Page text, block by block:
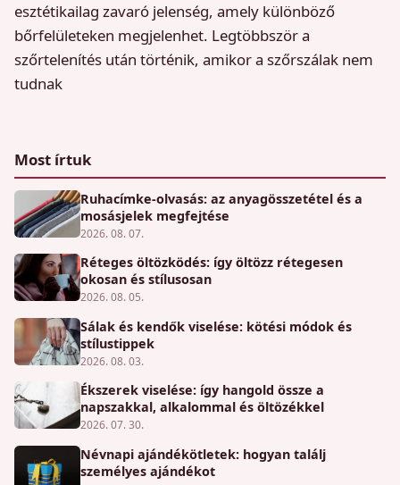
esztétikailag zavaró jelenség, amely különböző
bőrfelületeken megjelenhet. Legtöbbször a
szőrtelenítés után történik, amikor a szőrszálak nem
tudnak
Most írtuk
Ruhacímke-olvasás: az anyagösszetétel és a
mosásjelek megfejtése
2026. 08. 07.
Réteges öltözködés: így öltözz rétegesen
okosan és stílusosan
2026. 08. 05.
Sálak és kendők viselése: kötési módok és
stílustippek
2026. 08. 03.
Ékszerek viselése: így hangold össze a
napszakkal, alkalommal és öltözékkel
2026. 07. 30.
Névnapi ajándékötletek: hogyan találj
személyes ajándékot